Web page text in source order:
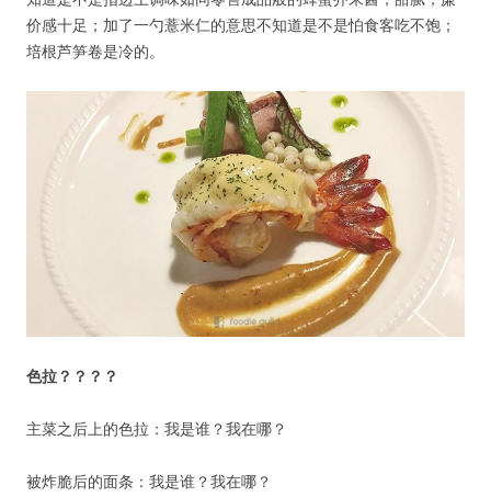
价感十足；加了一勺薏米仁的意思不知道是不是怕食客吃不饱；
培根芦笋卷是冷的。
色拉？？？？
主菜之后上的色拉：我是谁？我在哪？
被炸脆后的面条：我是谁？我在哪？